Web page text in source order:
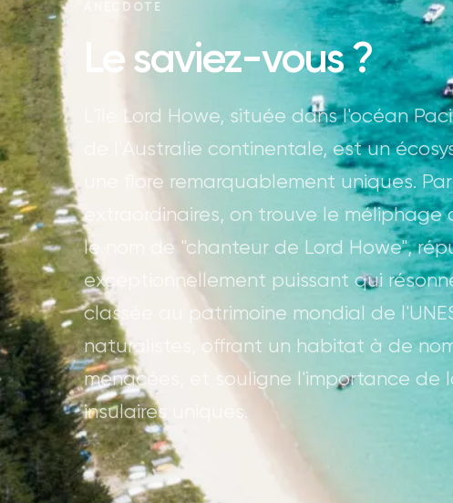
ANECDOTE
Le saviez-vous ?
L'île Lord Howe, située dans l'océan
de l'Australie continentale, est un
une flore remarquablement uniques.
extraordinaires, on trouve le méliphage
le nom de "chanteur de Lord Howe",
exceptionnellement puissant qui
classée au patrimoine mondial de
naturalistes, offrant un habitat à de
menacées, et souligne l'importance de
insulaires uniques.